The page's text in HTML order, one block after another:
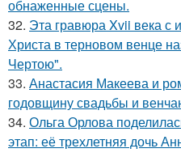
обнаженные сцены.
32. Эта гравюра Xvii века с
Христа в терновом венце
Чертою".
33. Анастасия Макеева и
годовщину свадьбы и
34. Ольга Орлова
этап: её трехлетняя дочь